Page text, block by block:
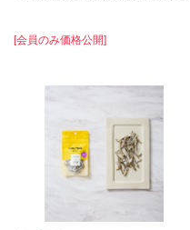
[会員のみ価格公開]